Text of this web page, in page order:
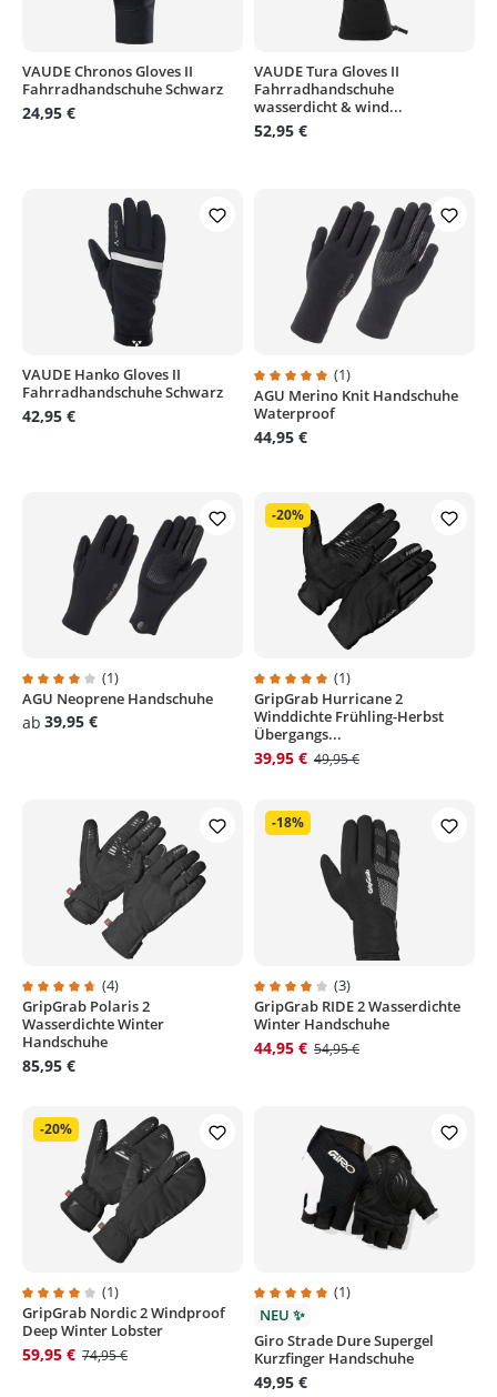
VAUDE Chronos Gloves II
Fahrradhandschuhe Schwarz
24,95 €
VAUDE Tura Gloves II
Fahrradhandschuhe
wasserdicht & wind...
52,95 €
VAUDE Hanko Gloves II
Fahrradhandschuhe Schwarz
42,95 €
Durchschnittliche Bewertung
(1)
AGU Merino Knit Handschuhe
Waterproof
44,95 €
Durchschnittliche Bewertung von 4 von 5 Sternen
(1)
AGU Neoprene Handschuhe
ab 39,95 €
Durchschnittliche Bewertung
(1)
GripGrab Hurricane 2
Winddichte Frühling-Herbst
Übergangs...
39,95 € 49,95 €
-20%
Durchschnittliche Bewertung von 4.7 von 5 Sternen
(4)
GripGrab Polaris 2
Wasserdichte Winter
Handschuhe
85,95 €
Durchschnittliche Bewertung
(3)
GripGrab RIDE 2 Wasserdichte
Winter Handschuhe
44,95 € 54,95 €
-18%
Durchschnittliche Bewertung von 4 von 5 Sternen
(1)
GripGrab Nordic 2 Windproof
Deep Winter Lobster
59,95 € 74,95 €
-20%
Durchschnittliche Bewertung
(1)
NEU ✨
Giro Strade Dure Supergel
Kurzfinger Handschuhe
49,95 €